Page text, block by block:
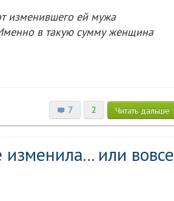
изменившего ей мужа
в такую сумму женщина
7 2 Читать дальше
или вовсе